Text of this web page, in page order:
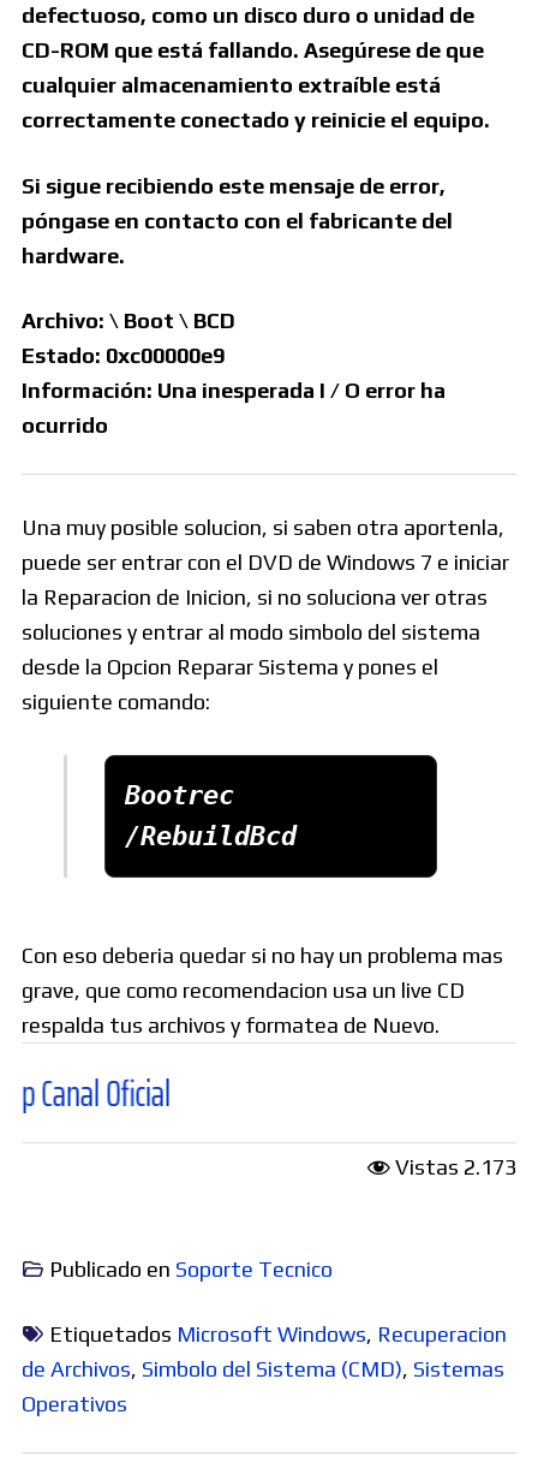
defectuoso, como un disco duro o unidad de
CD-ROM que está fallando. Asegúrese de que
cualquier almacenamiento extraíble está
correctamente conectado y reinicie el equipo.
Si sigue recibiendo este mensaje de error,
póngase en contacto con el fabricante del
hardware.
Archivo: \ Boot \ BCD
Estado: 0xc00000e9
Información: Una inesperada I / O error ha
ocurrido
Una muy posible solucion, si saben otra aportenla,
puede ser entrar con el DVD de Windows 7 e iniciar
la Reparacion de Inicion, si no soluciona ver otras
soluciones y entrar al modo simbolo del sistema
desde la Opcion Reparar Sistema y pones el
siguiente comando:
Bootrec
/RebuildBcd
Con eso deberia quedar si no hay un problema mas
grave, que como recomendacion usa un live CD
respalda tus archivos y formatea de Nuevo.
Oficial
Vistas 2.173
Publicado en Soporte Tecnico
Etiquetados Microsoft Windows, Recuperacion
de Archivos, Simbolo del Sistema (CMD), Sistemas
Operativos